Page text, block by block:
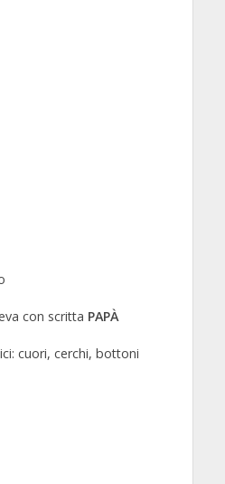
con scritta PAPÀ
cuori, cerchi, bottoni